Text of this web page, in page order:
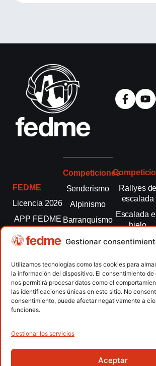
Gestionar
Utilizamos tecnologías como las cookies para
la información del dispositivo. El consentimiento
nos permitirá procesar datos como el
las identificaciones únicas en este sitio. No
consentimiento, puede afectar negativamente a
funciones.
Gestionar los servicios
Aceptar
FEDME
Licencia 2026
APP FEDME
Transparencia
autonómicas
Clubes
Contacto
Competiciones
Senderismo
Alpinismo
Barranquismo
montaña
Escalada
Escalada
paralimpica
Rallyes de
escalada
Escalada
hielo
Esquí de
Marcha
Nórdica
Raquetas
nieve
Copyright © 2026 Federación Española